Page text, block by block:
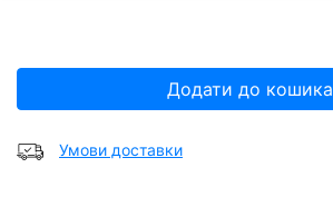
Додати до кошика
Умови доставки